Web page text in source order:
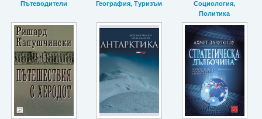
Пътеводители География, Туризъм
Социология,
Политика